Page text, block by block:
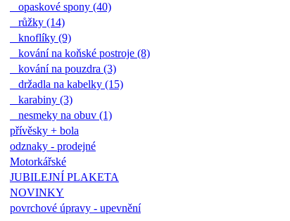
opaskové spony (40)
růžky (14)
knoflíky (9)
kování na koňské postroje (8)
kování na pouzdra (3)
držadla na kabelky (15)
karabiny (3)
nesmeky na obuv (1)
přívěsky + bola
odznaky - prodejné
Motorkářské
JUBILEJNÍ PLAKETA
NOVINKY
povrchové úpravy - upevnění